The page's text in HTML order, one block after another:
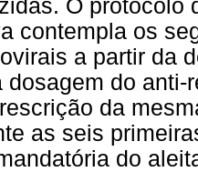
O protocolo
contempla os
a partir da
dosagem do
da
as seis
do